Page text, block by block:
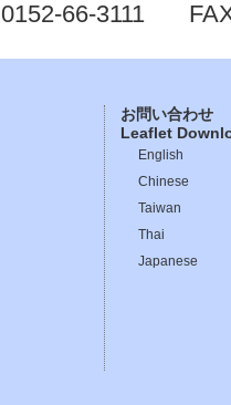
0152-66-3111
お問い合わせ
Leaflet
English
Chinese
Taiwan
Thai
Japanese